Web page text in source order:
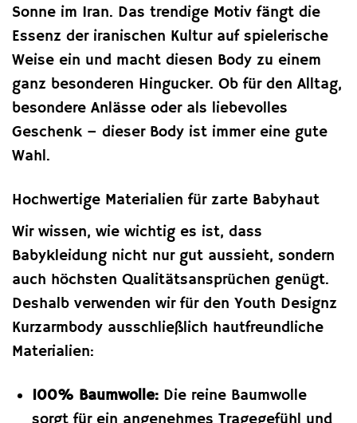
Sonne im Iran. Das trendige Motiv fängt die
Essenz der iranischen Kultur auf spielerische
Weise ein und macht diesen Body zu einem
ganz besonderen Hingucker. Ob für den Alltag,
besondere Anlässe oder als liebevolles
Geschenk – dieser Body ist immer eine gute
Wahl.
Hochwertige Materialien für zarte Babyhaut
Wir wissen, wie wichtig es ist, dass
Babykleidung nicht nur gut aussieht, sondern
auch höchsten Qualitätsansprüchen genügt.
Deshalb verwenden wir für den Youth Designz
Kurzarmbody ausschließlich hautfreundliche
Materialien:
100% Baumwolle:Die reine Baumwolle